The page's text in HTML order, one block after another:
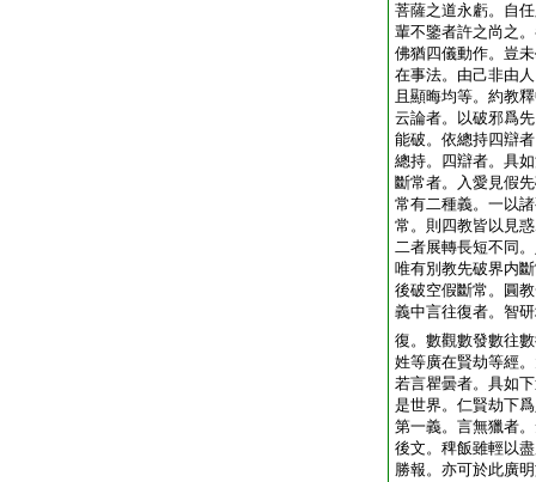
菩薩之道永虧。自
輩不鑒者許之尚之
佛猶四儀動作。豈
在事法。由己非由
且顯晦均等。約教
云論者。以破邪爲
能破。依總持四辯
總持。四辯者。具
斷常者。入愛見假
常有二種義。一以
常。則四教皆以見
二者展轉長短不同
唯有別教先破界内
後破空假斷常。圓
義中言往復者。智
復。數觀數發數往
姓等廣在賢劫等經
若言瞿曇者。具如
是世界。仁賢劫下
第一義。言無獵者
後文。稗飯雖輕以
勝報。亦可於此廣